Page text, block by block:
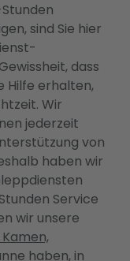
sind Sie hier
dass
Hilfe erhalten,
Wir
jederzeit
von
haben wir
Service
wir unsere
haben, in